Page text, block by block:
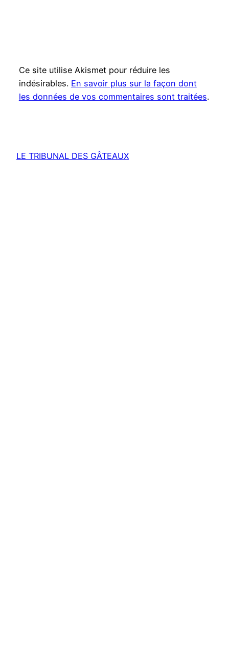
Ce site utilise Akismet pour réduire les
indésirables. En savoir plus sur la façon dont
les données de vos commentaires sont traitées.
LE TRIBUNAL DES GÂTEAUX